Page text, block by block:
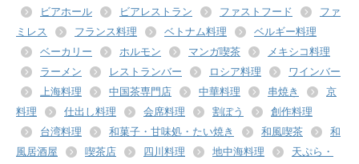
ビアホール
ビアレストラン ファストフード
ファ
ミレス
フランス料理 ベトナム料理
ベルギー料理
ベーカリー
ホルモン マンガ喫茶
メキシコ料理
ラーメン
レストランバー ロシア料理
ワインバー
上海料理
中国茶専門店 中華料理 串焼き
京
料理
仕出し料理 会席料理 割ぽう
創作料理
台湾料理
和菓子・甘味処・たい焼き 和風喫茶
和
風居酒屋
喫茶店 四川料理 地中海料理
天ぷら・